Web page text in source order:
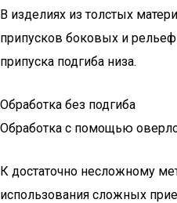
В изделиях из толстых
припусков боковых и
припуска подгиба низа.
Обработка без подгиба
Обработка с помощью
К достаточно несложному
использования сложных